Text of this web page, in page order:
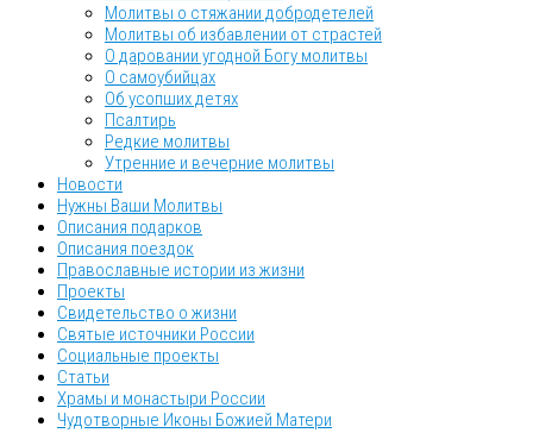
Молитвы о стяжании добродетелей
Молитвы об избавлении от страстей
О даровании угодной Богу молитвы
О самоубийцах
Об усопших детях
Псалтирь
Редкие молитвы
Утренние и вечерние молитвы
Новости
Нужны Ваши Молитвы
Описания подарков
Описания поездок
Православные истории из жизни
Проекты
Свидетельство о жизни
Святые источники России
Социальные проекты
Статьи
Храмы и монастыри России
Чудотворные Иконы Божией Матери